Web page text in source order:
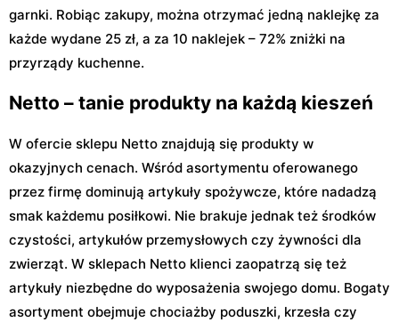
garnki. Robiąc zakupy, można otrzymać jedną naklejkę za
każde wydane 25 zł, a za 10 naklejek – 72% zniżki na
przyrządy kuchenne.
Netto – tanie produkty na każdą kieszeń
W ofercie sklepu Netto znajdują się produkty w
okazyjnych cenach. Wśród asortymentu oferowanego
przez firmę dominują artykuły spożywcze, które nadadzą
smak każdemu posiłkowi. Nie brakuje jednak też środków
czystości, artykułów przemysłowych czy żywności dla
zwierząt. W sklepach Netto klienci zaopatrzą się też
artykuły niezbędne do wyposażenia swojego domu. Bogaty
asortyment obejmuje chociażby poduszki, krzesła czy